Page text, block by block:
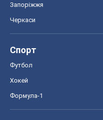
Запоріжжя
Черкаси
Спорт
Футбол
Хокей
Формула-1